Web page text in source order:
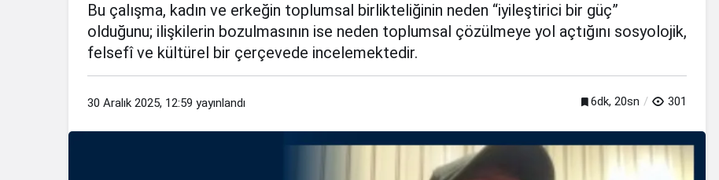
Bu çalışma, kadın ve erkeğin toplumsal birlikteliğinin neden “iyileştirici bir güç”
olduğunu; ilişkilerin bozulmasının ise neden toplumsal çözülmeye yol açtığını sosyolojik,
felsefî ve kültürel bir çerçevede incelemektedir.
30 Aralık 2025, 12:59 yayınlandı 6dk, 20sn 301